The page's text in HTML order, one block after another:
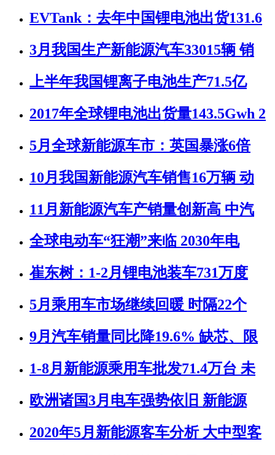
EVTank：去年中国锂电池出货131.6
3月我国生产新能源汽车33015辆 销
上半年我国锂离子电池生产71.5亿
2017年全球锂电池出货量143.5Gwh 2
5月全球新能源车市：英国暴涨6倍
10月我国新能源汽车销售16万辆 动
11月新能源汽车产销量创新高 中汽
全球电动车“狂潮”来临 2030年电
崔东树：1-2月锂电池装车731万度
5月乘用车市场继续回暖 时隔22个
9月汽车销量同比降19.6% 缺芯、限
1-8月新能源乘用车批发71.4万台 未
欧洲诸国3月电车强势依旧 新能源
2020年5月新能源客车分析 大中型客